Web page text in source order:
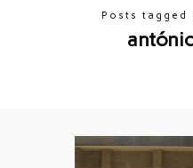
Posts tagged